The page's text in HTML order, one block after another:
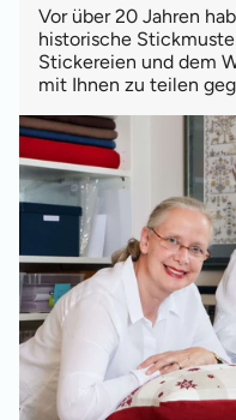
Vor über 20 Jahren
historische
Stickereien und dem
mit Ihnen zu teilen